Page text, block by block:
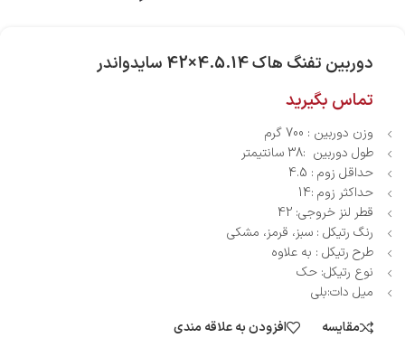
دوربین تفنگ هاک 4.5.14×42 سایدواندر
تماس بگیرید
وزن دوربین : 700 گرم
طول دوربین :38 سانتیمتر
حداقل زوم : 4.5
حداکثر زوم :14
قطر لنز خروجی: 42
رنگ رتیکل : سبز، قرمز، مشکی
طرح رتیکل : به علاوه
نوع رتیکل: حک
میل دات:بلی
مقایسه
افزودن به علاقه مندی